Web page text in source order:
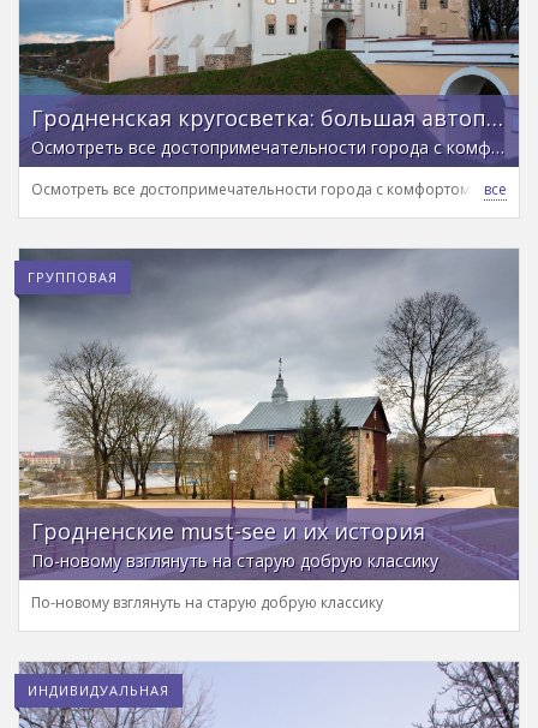
Гродненская кругосветка: большая автопешеходная экскурсия
Осмотреть все достопримечательности города с комфортом, ветерком и лучшими фуд- и фотолокациями
Осмотреть все достопримечательности города с комфортом,
ГРУППОВАЯ
Гродненские must-see и их история
По-новому взглянуть на старую добрую классику
По-новому взглянуть на старую добрую классику
ИНДИВИДУАЛЬНАЯ